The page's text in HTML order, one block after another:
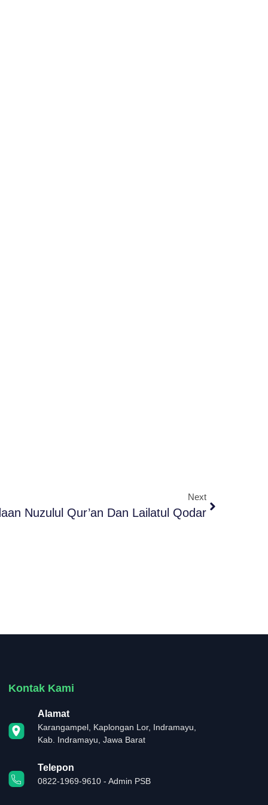
Next
Nuzulul Qur’an Dan Lailatul Qodar
Kontak Kami
Alamat
Karangampel, Kaplongan Lor, Indramayu,
Kab. Indramayu, Jawa Barat
Telepon
0822-1969-9610 - Admin PSB